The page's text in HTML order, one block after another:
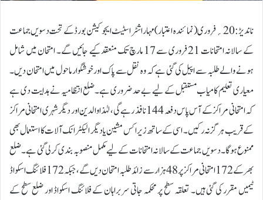
ناندیڑ:20؍فروری ( نمائندہ اعتبار) مہاراشٹر اسٹیٹ ایجوکیشن بورڈ کے تحت دسویں جماعت
کے سالانہ امتحانات 21 فروری سے 17 مارچ تک منعقد کیے جائیں گے۔ امتحان میں شامل
ہونے والے طلبہ سے اپیل کی گئی ہے کہ وہ نقل سے پاک اور خوشگوار ماحول میں امتحان دیں۔
معیاری تعلیم کامیاب مستقبل کے لیے بے حد ضروری ہے۔ضلع انتظامیہ نے ہدایت دی ہے
کہ امتحانی مراکز کے آس پاس دفعہ 144 نافذ رہے گی، لہٰذا والدین اور دیگر شہری امتحانی مراکز
کے قریب ہرگز نہ رکیں۔ اسی کے ساتھ زیراکس مشین یا دیگر الیکٹرانک آلات کا استعمال بھی
ممنوع ہوگا۔دسویں جماعت کے سالانہ امتحانات کے لیے مکمل منصوبہ بندی کر لی گئی ہے۔ ضلع
بھر کے 172 امتحانی مراکز پر 48 ہزار سے زائد طلبہ امتحان دیں گے، جبکہ 172 فلائنگ اسکواڈ
ٹیمیں مقرر کی گئی ہیں۔ تعلقہ سطح پر محکمہ جاتی سربراہان کے فلائنگ اسکواڈ اور ضلع سطح کے